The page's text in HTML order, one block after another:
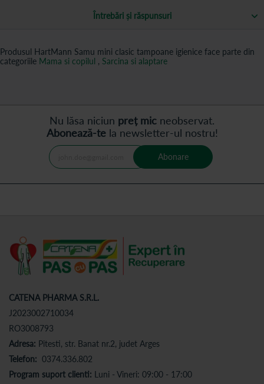
Întrebări și răspunsuri
Produsul HartMann Samu mini clasic tampoane igienice face parte din
categoriile Mama si copilul , Sarcina si alaptare
Nu lăsa niciun preț mic neobservat.
Abonează-tela newsletter-ul nostru!
Abonare
CATENA PHARMA S.R.L.
J2023002710034
RO3008793
Adresa: Pitesti, str. Banat nr.2, judet Arges
Telefon: 0374.336.802
Program suport clienti: Luni - Vineri: 09:00 - 17:00